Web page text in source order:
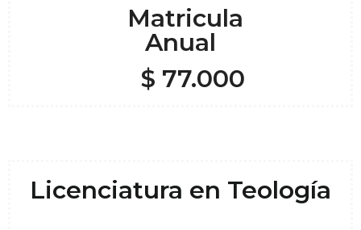
Matricula
Anual
$ 77.000
Licenciatura en Teología